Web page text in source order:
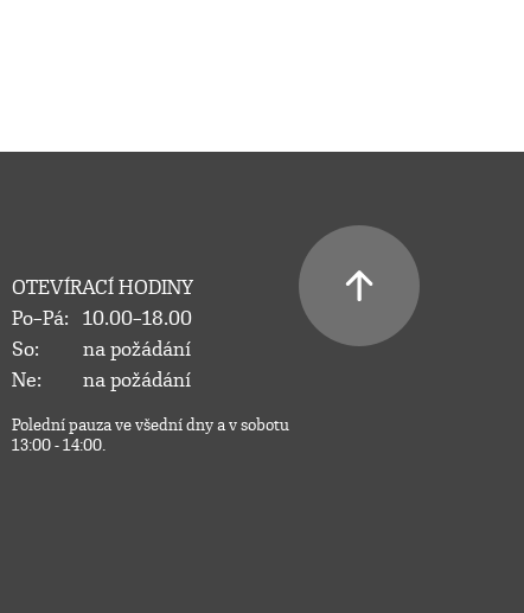
OTEVÍRACÍ HODINY
Po–Pá:
10.00–18.00
So:
na požádání
Ne:
na požádání
Polední pauza ve všední dny a v sobotu
13:00 - 14:00.